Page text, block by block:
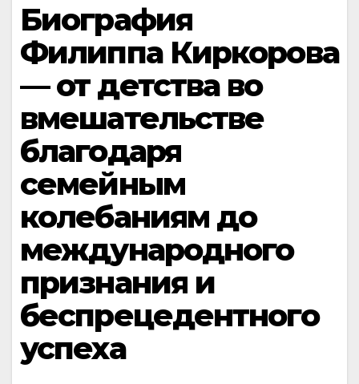
Биография
Филиппа Киркорова
— от детства во
вмешательстве
благодаря
семейным
колебаниям до
международного
признания и
беспрецедентного
успеха